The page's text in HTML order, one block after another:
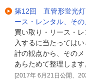
第12回 直管形蛍光灯
ース・レンタル、そ
買い取り・リース・
入するに当たっては
計の観点から、その
あらためて整理します
[2017年 6月21日公開、